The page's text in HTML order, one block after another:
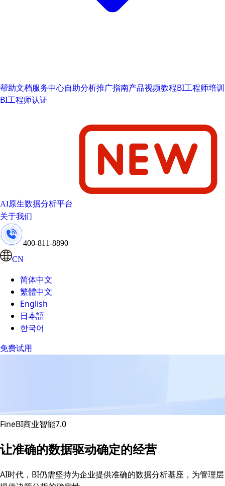
帮助文档服务中心自助分析推广指南产品视频教程BI工程师培训
BI工程师认证
AI原生数据分析平台
关于我们
400-811-8890
CN
简体中文
繁體中文
English
日本語
한국어
免费试用
FineBI商业智能7.0
让准确的数据驱动确定的经营
AI时代，BI仍需坚持为企业提供准确的数据分析基座，为管理层